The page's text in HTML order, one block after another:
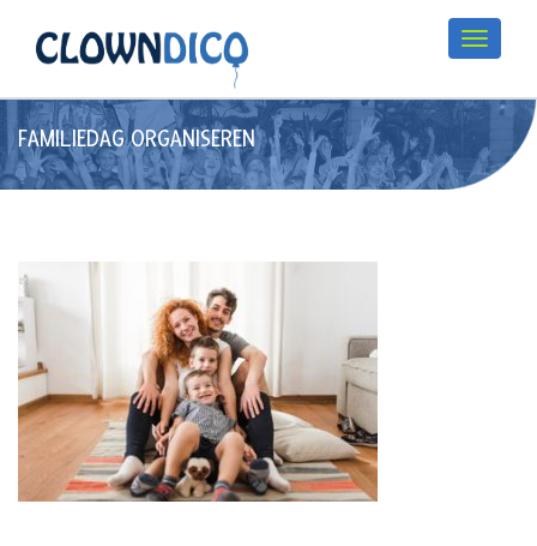
FAMILIEDAG ORGANISEREN